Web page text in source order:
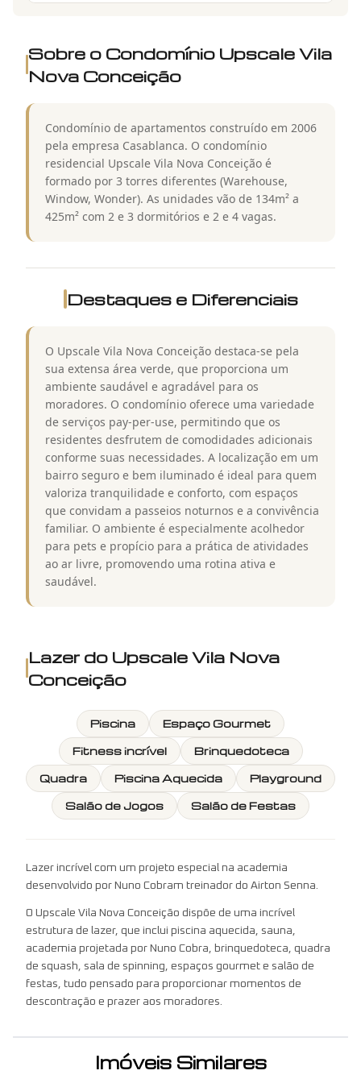
Sobre o Condomínio Upscale Vila
Nova Conceição
Condomínio de apartamentos construído em 2006
pela empresa Casablanca. O condomínio
residencial Upscale Vila Nova Conceição é
formado por 3 torres diferentes (Warehouse,
Window, Wonder). As unidades vão de 134m² a
425m² com 2 e 3 dormitórios e 2 e 4 vagas.
Destaques e Diferenciais
O Upscale Vila Nova Conceição destaca-se pela
sua extensa área verde, que proporciona um
ambiente saudável e agradável para os
moradores. O condomínio oferece uma variedade
de serviços pay-per-use, permitindo que os
residentes desfrutem de comodidades adicionais
conforme suas necessidades. A localização em um
bairro seguro e bem iluminado é ideal para quem
valoriza tranquilidade e conforto, com espaços
que convidam a passeios noturnos e a convivência
familiar. O ambiente é especialmente acolhedor
para pets e propício para a prática de atividades
ao ar livre, promovendo uma rotina ativa e
saudável.
Lazer do Upscale Vila Nova
Conceição
Piscina
Espaço Gourmet
Fitness incrível
Brinquedoteca
Quadra
Piscina Aquecida
Playground
Salão de Jogos
Salão de Festas
Lazer incrível com um projeto especial na academia
desenvolvido por Nuno Cobram treinador do Airton Senna.
O Upscale Vila Nova Conceição dispõe de uma incrível
estrutura de lazer, que inclui piscina aquecida, sauna,
academia projetada por Nuno Cobra, brinquedoteca, quadra
de squash, sala de spinning, espaços gourmet e salão de
festas, tudo pensado para proporcionar momentos de
descontração e prazer aos moradores.
Imóveis Similares